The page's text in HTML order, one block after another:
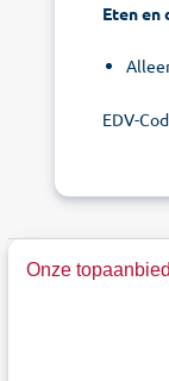
Eten en
EDV-
Onze